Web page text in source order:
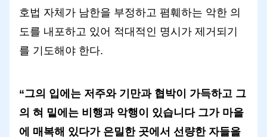
호법 자체가 남한을 부정하고 폄훼하는 악한 의
도를 내포하고 있어 적대적인 명시가 제거되기
를 기도해야 한다.
“그의 입에는 저주와 기만과 협박이 가득하고 그
의 혀 밑에는 비행과 악행이 있습니다 그가 마을
에 매복해 있다가 은밀한 곳에서 선량한 자들을